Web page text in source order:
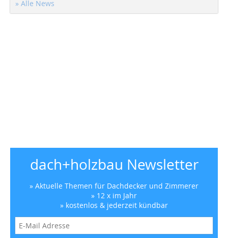
» Alle News
dach+holzbau Newsletter
» Aktuelle Themen für Dachdecker und Zimmerer
» 12 x im Jahr
» kostenlos & jederzeit kündbar